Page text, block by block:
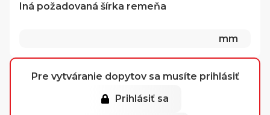
Iná požadovaná šírka remeňa
mm
Pre vytváranie dopytov sa musíte prihlásiť
Prihlásiť sa